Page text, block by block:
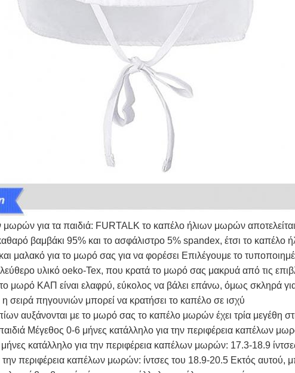
για τα παιδιά: FURTALK το καπέλο ήλιων μωρών
βαμβάκι 95% και το ασφάλιστρο 5% spandex, έτσι το καπέλο
μαλακό για το μωρό σας για να φορέσει Επιλέγουμε το
υλικό oeko-Tex, που κρατά το μωρό σας μακρυά από τις
μωρό ΚΑΠ είναι ελαφρύ, εύκολος να βάλει επάνω, όμως σκληρά για
η σειρά πηγουνιών μπορεί να κρατήσει το καπέλο σε ισχύ
αυξάνονται με το μωρό σας το καπέλο μωρών έχει τρία μεγέθη
Μέγεθος 0-6 μήνες κατάλληλο για την περιφέρεια καπέλων
κατάλληλο για την περιφέρεια καπέλων μωρών: 17.3-18.9
την περιφέρεια καπέλων μωρών: ίντσες του 18.9-20.5 Εκτός αυτού,